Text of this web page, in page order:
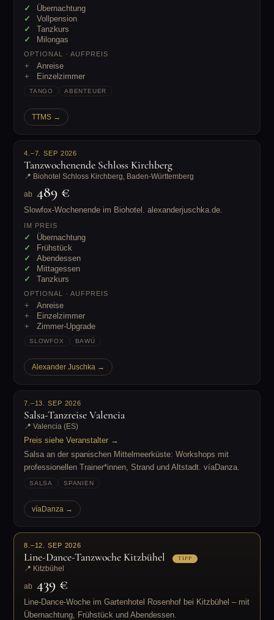
Übernachtung
Vollpension
Tanzkurs
Milongas
OPTIONAL · AUFPREIS
Anreise
Einzelzimmer
TANGO ABENTEUER
TTMS →
4.–7. SEP 2026
Tanzwochenende Schloss Kirchberg
📍 Biohotel Schloss Kirchberg, Baden-Württemberg
ab 489 €
Slowfox-Wochenende im Biohotel. alexanderjuschka.de.
IM PREIS
Übernachtung
Frühstück
Abendessen
Mittagessen
Tanzkurs
OPTIONAL · AUFPREIS
Anreise
Einzelzimmer
Zimmer-Upgrade
SLOWFOX BAWÜ
Alexander Juschka →
7.–13. SEP 2026
Salsa-Tanzreise Valencia
📍 Valencia (ES)
Preis siehe Veranstalter →
Salsa an der spanischen Mittelmeerküste: Workshops mit
professionellen Trainer*innen, Strand und Altstadt. víaDanza.
SALSA SPANIEN
víaDanza →
8.–12. SEP 2026
Line-Dance-Tanzwoche Kitzbühel TIPP
📍 Kitzbühel
ab 439 €
Line-Dance-Woche im Gartenhotel Rosenhof bei Kitzbühel – mit
Übernachtung, Frühstück und Abendessen.